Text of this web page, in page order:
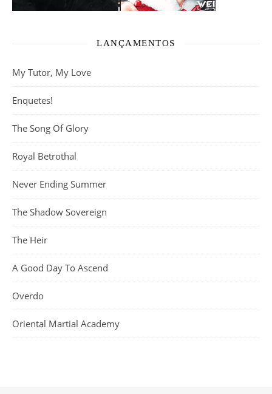
LANÇAMENTOS
My Tutor, My Love
Enquetes!
The Song Of Glory
Royal Betrothal
Never Ending Summer
The Shadow Sovereign
The Heir
A Good Day To Ascend
Overdo
Oriental Martial Academy